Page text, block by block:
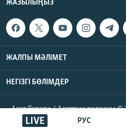
РУС
LIVE
ЖАЗЫЛЫҢЫЗ
ЖАЛПЫ МӘЛІМЕТ
НЕГІЗГІ БӨЛІМДЕР
Азат Еуропа / Азаттық радиосы
құқықтары қорғалған